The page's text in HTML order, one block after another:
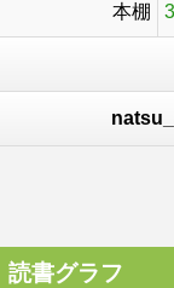
本棚
読書グラフ